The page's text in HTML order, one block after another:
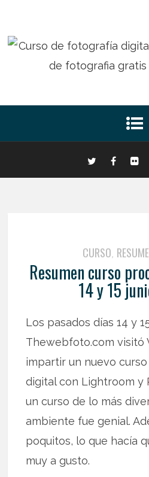
CURSO,
Resumen curso
14 y 15
Los pasados días 14 y
Thewebfoto.com visitó
impartir un nuevo
digital con Lightroom y
un curso de lo más
ambiente fue genial.
poquitos, lo que hacía
muy a gusto.